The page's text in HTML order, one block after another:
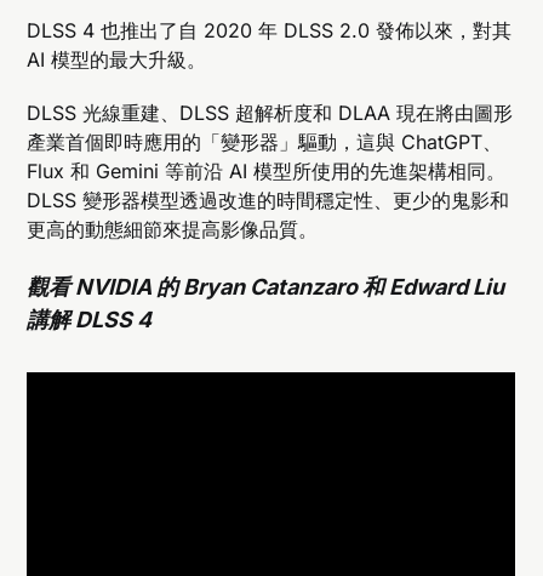
DLSS 4 也推出了自 2020 年 DLSS 2.0 發佈以來，對其
AI 模型的最大升級。
DLSS 光線重建、DLSS 超解析度和 DLAA 現在將由圖形
產業首個即時應用的「變形器」驅動，這與 ChatGPT、
Flux 和 Gemini 等前沿 AI 模型所使用的先進架構相同。
DLSS 變形器模型透過改進的時間穩定性、更少的鬼影和
更高的動態細節來提高影像品質。
觀看 NVIDIA 的 Bryan Catanzaro 和 Edward Liu
講解 DLSS 4